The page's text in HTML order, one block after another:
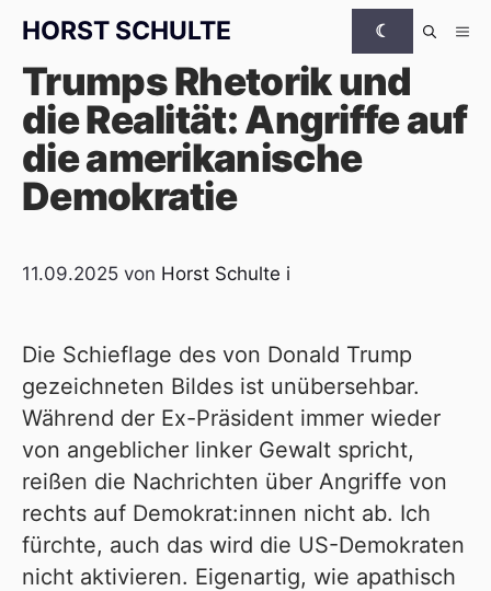
HORST SCHULTE ☾
Trumps Rhetorik und
die Realität: Angriffe auf
die amerikanische
Demokratie
11.09.2025 von Horst Schulte i
Die Schieflage des von Donald Trump
gezeichneten Bildes ist unübersehbar.
Während der Ex-Präsident immer wieder
von angeblicher linker Gewalt spricht,
reißen die Nachrichten über Angriffe von
rechts auf Demokrat:innen nicht ab. Ich
fürchte, auch das wird die US-Demokraten
nicht aktivieren. Eigenartig, wie apathisch